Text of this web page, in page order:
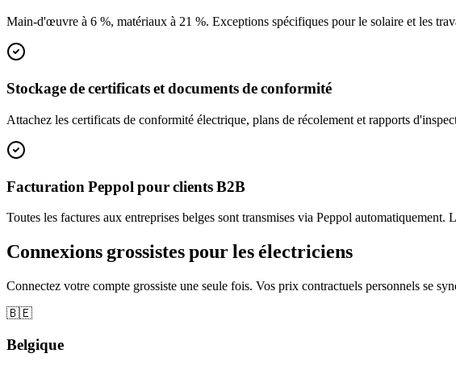
Main-d'œuvre à 6 %, matériaux à 21 %. Exceptions spécifiques pour le solaire et les
Stockage de certificats et documents de conformité
Attachez les certificats de conformité électrique, plans de récolement et rapports
Facturation Peppol pour clients B2B
Toutes les factures aux entreprises belges sont transmises via Peppol
Connexions grossistes pour les électriciens
Connectez votre compte grossiste une seule fois. Vos prix contractuels personnels se
🇧🇪
Belgique